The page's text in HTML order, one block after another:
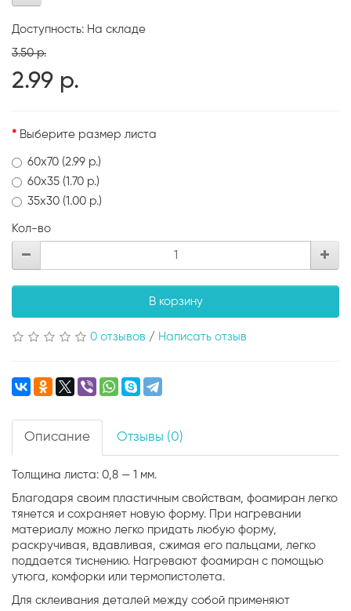
Доступность: На складе
3.50 р.
2.99 р.
Выберите размер листа
60х70 (2.99 р.)
60х35 (1.70 р.)
35х30 (1.00 р.)
Кол-во
В корзину
0 отзывов / Написать отзыв
Описание Отзывы (0)
Толщина листа: 0,8 — 1 мм.
Благодаря своим пластичным свойствам, фоамиран легко
тянется и сохраняет новую форму. При нагревании
материалу можно легко придать любую форму,
раскручивая, вдавливая, сжимая его пальцами, легко
поддается тиснению. Нагревают фоамиран с помощью
утюга, комфорки или термопистолета.
Для склеивания деталей между собой применяют